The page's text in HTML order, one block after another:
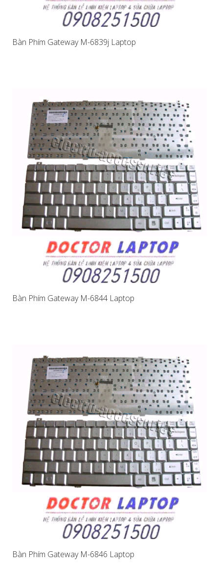
Bàn Phím Gateway M-6839j Laptop
Bàn Phím Gateway M-6844 Laptop
Bàn Phím Gateway M-6846 Laptop